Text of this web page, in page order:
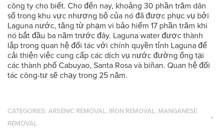
công ty cho biết. Cho đến nay, khoảng 30 phần trăm dân
số trong khu vực nhượng bộ của nó đã được phục vụ bởi
Laguna nước, tăng từ phạm vi bảo hiểm 17 phần trăm khi
nó bắt đầu ba năm trước đây. Laguna water được thành
lập trong quan hệ đối tác với chính quyền tỉnh Laguna để
cải thiện việc cung cấp các dịch vụ nước đường ống tại
các thành phố Cabuyao, Santa Rosa và biñan. Quan hệ đối
tác công-tư sẽ chạy trong 25 năm.
CATEGORIES: ARSENIC REMOVAL, IRON REMOVAL, MANGANESE
REMOVAL